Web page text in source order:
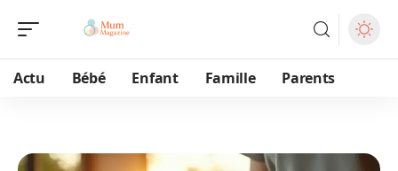
Actu Bébé Enfant Famille Parents